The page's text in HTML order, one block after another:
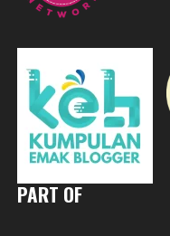
PART OF